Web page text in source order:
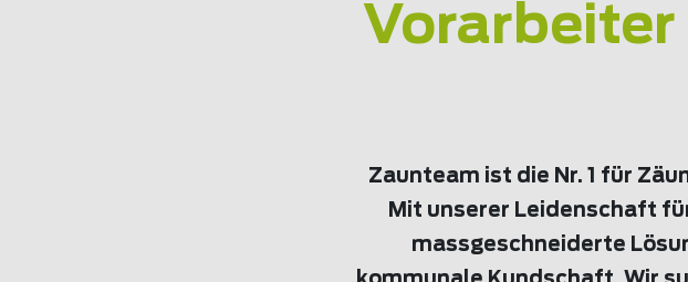
Vorarbeiter
Zaunteam ist die Nr. 1 für
Mit unserer Leidenschaft
massgeschneiderte